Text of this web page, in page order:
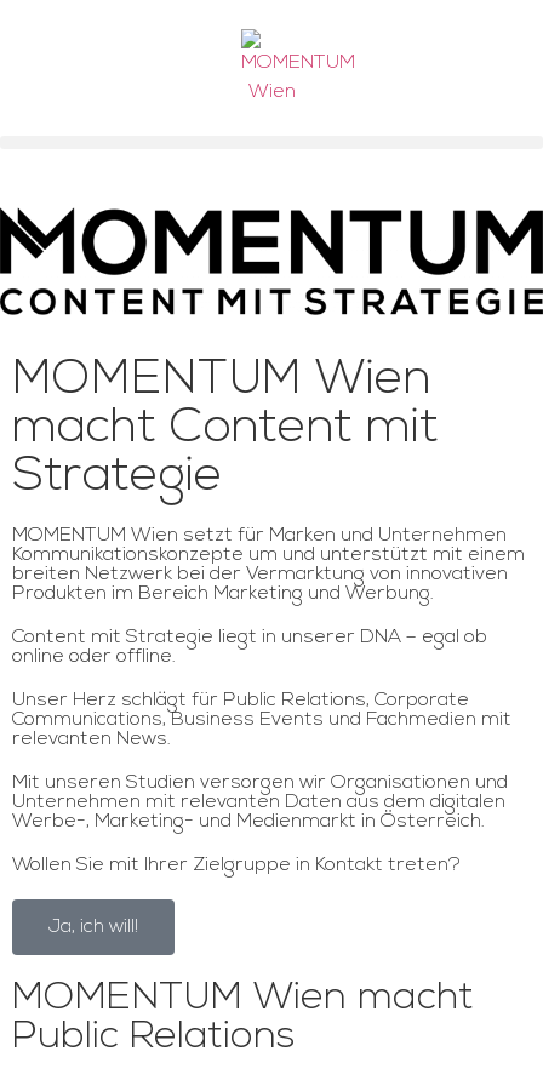
MOMENTUM Wien
macht Content mit
Strategie
MOMENTUM Wien setzt für Marken und Unternehmen
Kommunikationskonzepte um und unterstützt mit einem
breiten Netzwerk bei der Vermarktung von innovativen
Produkten im Bereich Marketing und Werbung.
Content mit Strategie liegt in unserer DNA – egal ob
online oder offline.
Unser Herz schlägt für Public Relations, Corporate
Communications, Business Events und Fachmedien mit
relevanten News.
Mit unseren Studien versorgen wir Organisationen und
Unternehmen mit relevanten Daten aus dem digitalen
Werbe-, Marketing- und Medienmarkt in Österreich.
Wollen Sie mit Ihrer Zielgruppe in Kontakt treten?
Ja, ich will!
MOMENTUM Wien macht
Public Relations